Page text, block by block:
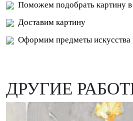
Поможем подобрать картину в
Доставим картину
Оформим предметы искусства
ДРУГИЕ